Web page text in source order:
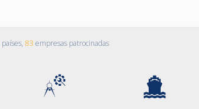
países, 83 empresas patrocinadas